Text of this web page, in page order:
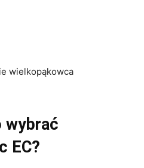
wielkopąkowca
wybrać
EC?